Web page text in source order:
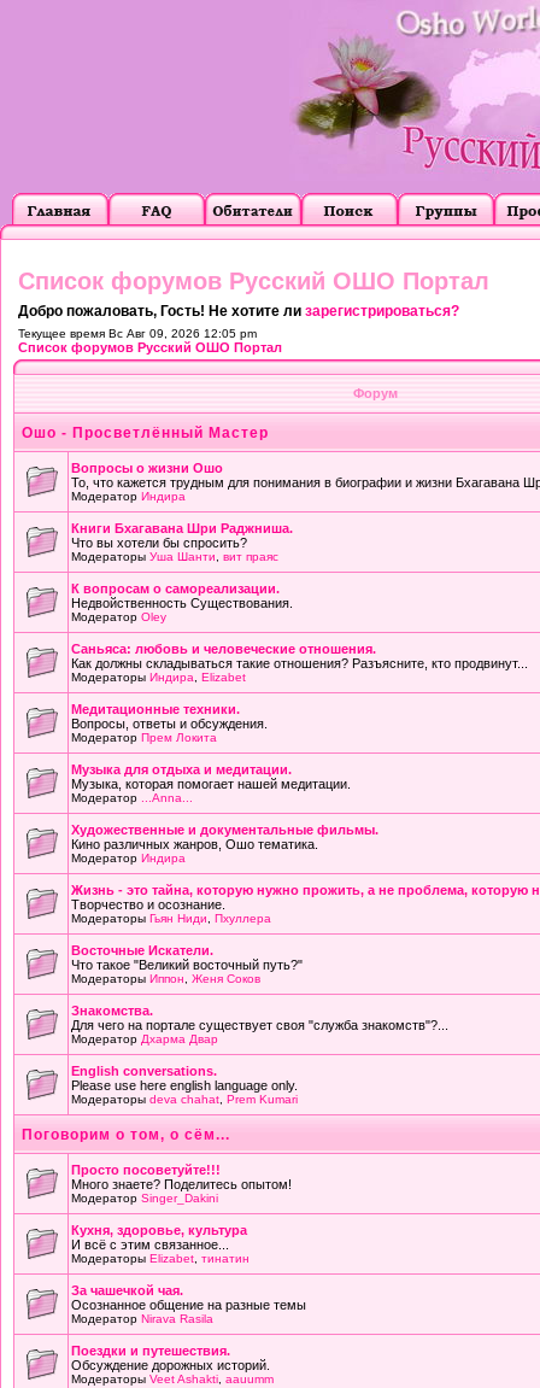
Список форумов Русский ОШО Портал
Добро пожаловать, Гость! Не хотите ли зарегистрироваться?
Текущее время Вс Авг 09, 2026 12:05 pm
Список форумов Русский ОШО Портал
Форум
Ошо - Просветлённый Мастер
Вопросы о жизни Ошо
То, что кажется трудным для понимания в биографии и жизни Бхагавана
Модератор Индира
Книги Бхагавана Шри Раджниша.
Что вы хотели бы спросить?
Модераторы Уша Шанти вит праяс
К вопросам о самореализации.
Недвойственность Существования.
Модератор Oley
Саньяса: любовь и человеческие отношения.
Как должны складываться такие отношения? Разъясните, кто продвинут...
Модераторы Индира Elizabet
Медитационные техники.
Вопросы, ответы и обсуждения.
Модератор Прем Локита
Музыка для отдыха и медитации.
Музыка, которая помогает нашей медитации.
Модератор ...Anna...
Художественные и документальные фильмы.
Кино различных жанров, Ошо тематика.
Модератор Индира
Жизнь - это тайна, которую нужно прожить, а не проблема, которую
Творчество и осознание.
Модераторы Гьян Ниди Пхуллера
Восточные Искатели.
Что такое "Великий восточный путь?"
Модераторы Иппон Женя Соков
Знакомства.
Для чего на портале существует своя "служба знакомств"?...
Модератор Дхарма Двар
English conversations.
Please use here english language only.
Модераторы deva chahat Prem Kumari
Поговорим о том, о сём...
Просто посоветуйте!!!
Много знаете? Поделитесь опытом!
Модератор Singer_Dakini
Кухня, здоровье, культура
И всё с этим связанное...
Модераторы Elizabet тинатин
За чашечкой чая.
Осознанное общение на разные темы
Модератор Nirava Rasila
Поездки и путешествия.
Обсуждение дорожных историй.
Модераторы Veet Ashakti aauumm